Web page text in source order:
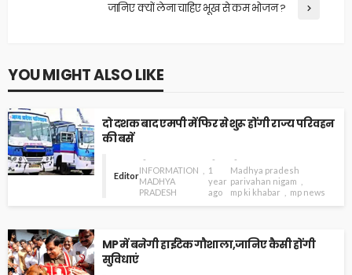
जानिए क्यों लेना चाहिए भूख से कम भोजन ?
YOU MIGHT ALSO LIKE
दो दशक बाद एमपी में फिर से शुरू होंगी राज्य परिवहन
की बसें
Editor
INFORMATION
MADHYA
PRADESH
1
year
ago
Madhya pradesh
parivahan nigam
mp ki khabar
mp news
MP में बनेगी हाईटेक गौशाला,जानिए कैसी होंगी
सुविधाएं